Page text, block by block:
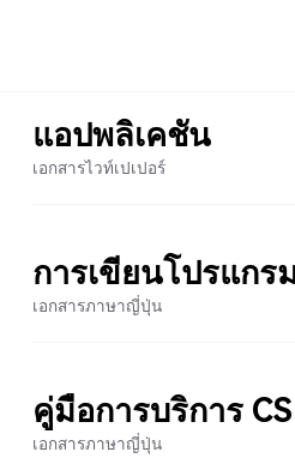
แอปพลิเคชัน
เอกสารไวท์เปเปอร์
การเขียนโปรแกร
เอกสารภาษาญี่ปุ่น
คู่มือการบริการ
เอกสารภาษาญี่ปุ่น